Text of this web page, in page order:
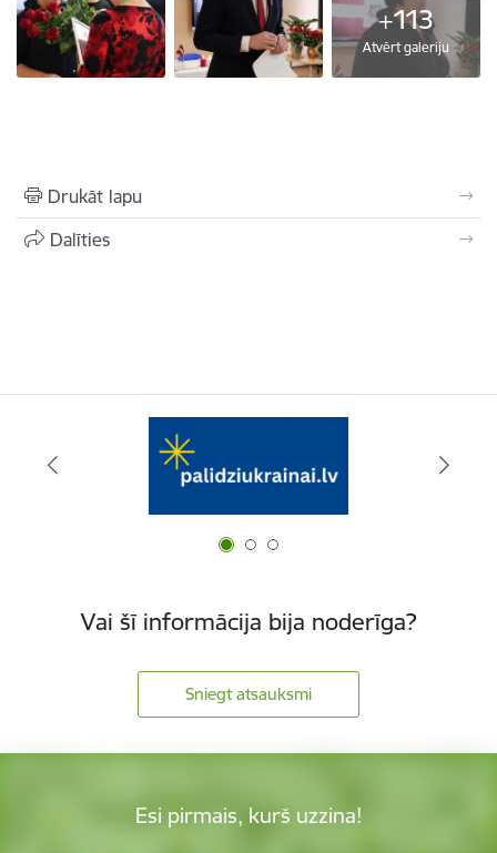
+113
Atvērt galeriju
Drukāt lapu
Dalīties
Vai šī informācija bija noderīga?
Sniegt atsauksmi
Esi pirmais, kurš uzzina!